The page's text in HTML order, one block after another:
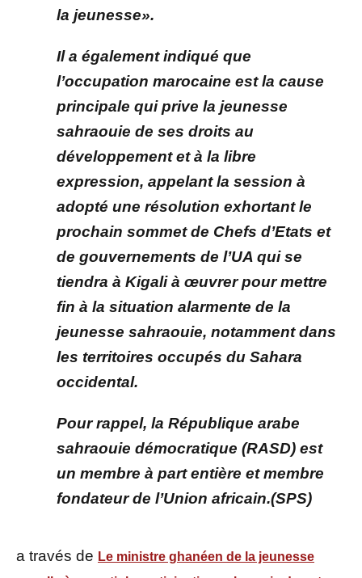
la jeunesse».
Il a également indiqué que
l’occupation marocaine est la cause
principale qui prive la jeunesse
sahraouie de ses droits au
développement et à la libre
expression, appelant la session à
adopté une résolution exhortant le
prochain sommet de Chefs d’Etats et
de gouvernements de l’UA qui se
tiendra à Kigali à œuvrer pour mettre
fin à la situation alarmente de la
jeunesse sahraouie, notamment dans
les territoires occupés du Sahara
occidental.
Pour rappel, la République arabe
sahraouie démocratique (RASD) est
un membre à part entière et membre
fondateur de l’Union africain.(SPS)
a través de Le ministre ghanéen de la jeunesse